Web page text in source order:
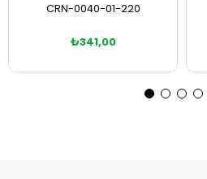
CRN-0040-01-220
₺341,00